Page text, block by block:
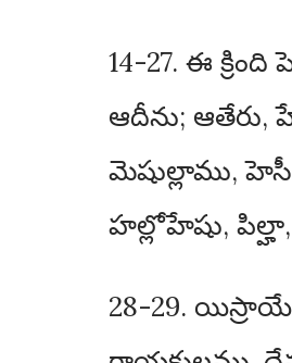
14-27. ఈ
ఆదీను;
మెషుల్లాము,
హల్లోహేషు,
28-29.